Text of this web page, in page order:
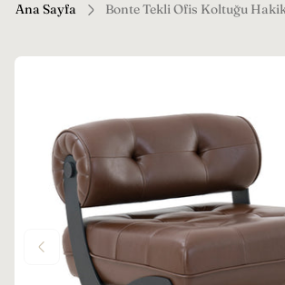
Ana Sayfa Bonte Tekli Ofis Koltuğu